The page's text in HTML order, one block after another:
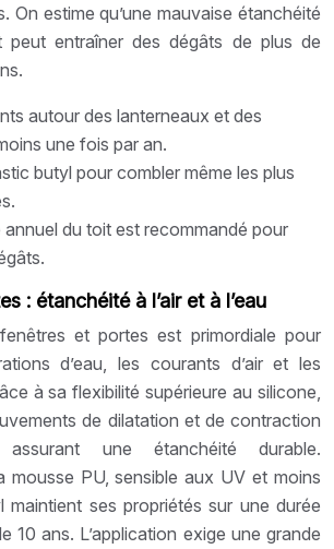
On estime qu’une mauvaise étanchéité
entraîner des dégâts de plus de
autour des lanterneaux et des
une fois par an.
butyl pour combler même les plus
du toit est recommandé pour
: étanchéité à l’air et à l’eau
et portes est primordiale pour
d’eau, les courants d’air et les
à sa flexibilité supérieure au silicone,
de dilatation et de contraction
une étanchéité durable.
mousse PU, sensible aux UV et moins
maintient ses propriétés sur une durée
10 ans. L’application exige une grande